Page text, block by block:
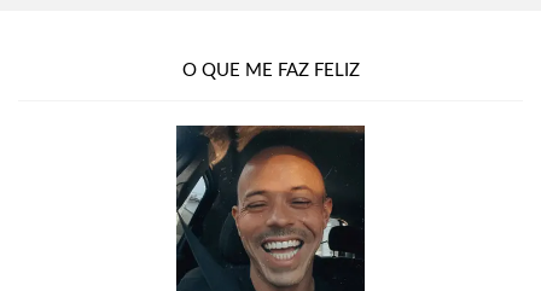
O QUE ME FAZ FELIZ